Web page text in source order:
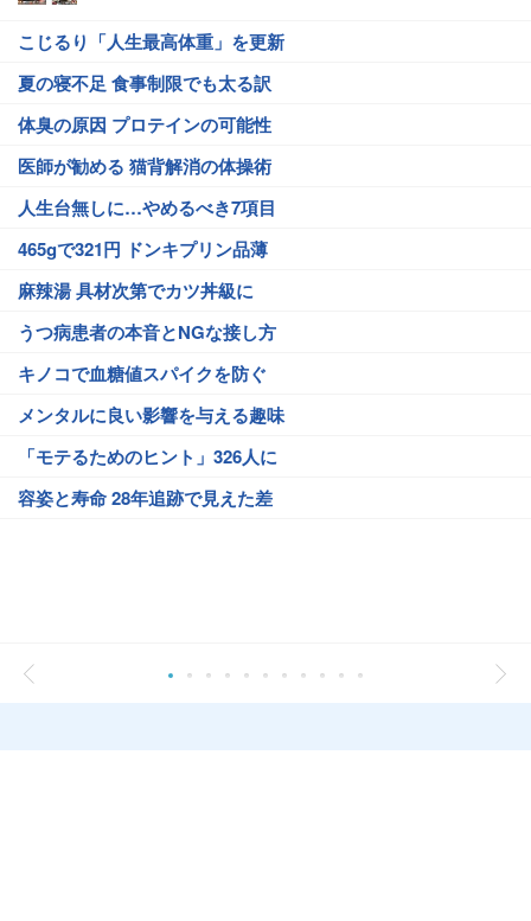
こじるり「人生最高体重」を更新
夏の寝不足 食事制限でも太る訳
体臭の原因 プロテインの可能性
医師が勧める 猫背解消の体操術
人生台無しに…やめるべき7項目
465gで321円 ドンキプリン品薄
麻辣湯 具材次第でカツ丼級に
うつ病患者の本音とNGな接し方
キノコで血糖値スパイクを防ぐ
メンタルに良い影響を与える趣味
「モテるためのヒント」326人に
容姿と寿命 28年追跡で見えた差